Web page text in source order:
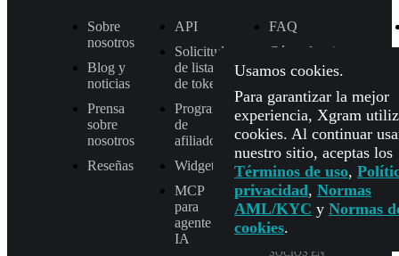
Sobre
nosotros
Blog y
noticias
Prensa
sobre
nosotros
Reseñas
API
Solicitud
de listado
de token
Programa
de
afiliados
Widget
MCP
para
agente de
IA
FAQ
Cómo funciona
Comprobar
estado del
intercambio
CORREO
[email protected]
SOPORTE EN
TELEGRAM
@Xgram_team
SOCIOS EN
Usamos cookies.
Para garantizar la mejor
experiencia, Xgram
cookies. Al continuar
nuestro sitio, aceptas los
Términos de uso,
privacidad, Normas
AML/KYC y Normas
cookies.